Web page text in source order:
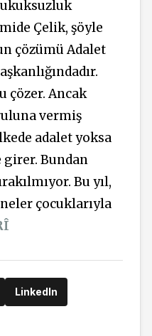
Çelik, şöyle
çözümü Adalet
çözer. Ancak
vermiş
adalet yoksa
Bundan
Bu yıl,
çocuklarıyla
LinkedIn